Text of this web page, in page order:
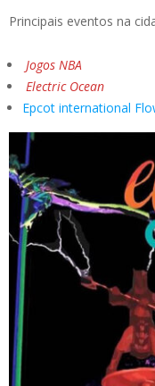
Principais eventos na
Jogos NBA
Electric Ocean
Epcot international